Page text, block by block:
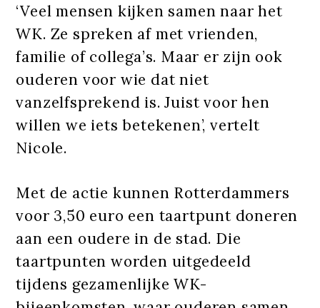
‘Veel mensen kijken samen naar het
WK. Ze spreken af met vrienden,
familie of collega’s. Maar er zijn ook
ouderen voor wie dat niet
vanzelfsprekend is. Juist voor hen
willen we iets betekenen’, vertelt
Nicole.
Met de actie kunnen Rotterdammers
voor 3,50 euro een taartpunt doneren
aan een oudere in de stad. Die
taartpunten worden uitgedeeld
tijdens gezamenlijke WK-